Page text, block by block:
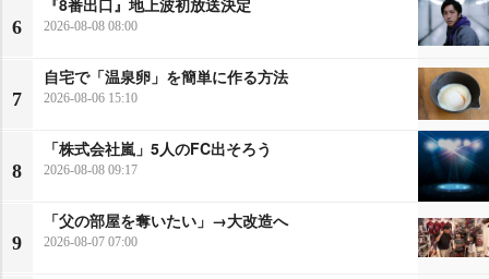
6 2026-08-08 08:00
7
自宅で「温泉卵」を簡単に作る方法
2026-08-06 15:10
8
「株式会社嵐」5人のFC出そろう
2026-08-08 09:17
9
「父の部屋を奪いたい」→大改造へ
2026-08-07 07:00